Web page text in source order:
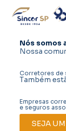
Nós somos
Nossa
Corretores de
Também
Empresas
e seguros
SEJA